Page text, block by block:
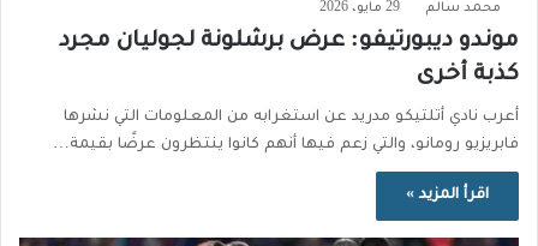
محمد سالم 29 مايو، 2026
موندو ديبورتيفو: عرض برشلونة لجوليان مجرد
كذبة أخرى
أعرب نادي أتلتيكو مدريد عن استغرابه من المعلومات التي نشرها
فابريزيو رومانو، والتي زعم فيها أنهم كانوا ينتظرون عرضًا بقيمة…
اقرأ المزيد »